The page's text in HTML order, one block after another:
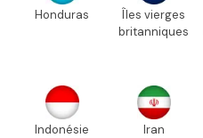
Honduras
Îles vierges
britanniques
Indonésie Iran